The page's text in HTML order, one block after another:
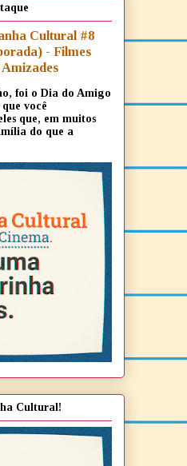
Cultural #8
- Filmes
foi o Dia do Amigo
você
que, em muitos
do que a
Cultural!